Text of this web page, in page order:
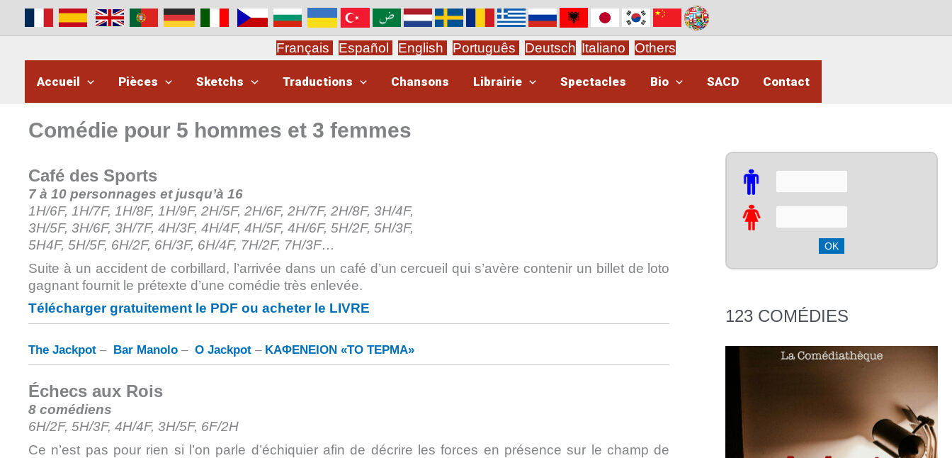
contenu
Français Español English Português Deutsch Italiano Others
Accueil Pièces Sketchs Traductions Chansons Librairie Spectacles Bio SACD Contact
Comédie pour 5 hommes et 3 femmes
Café des Sports
7 à 10 personnages et jusqu’à 16
1H/6F, 1H/7F, 1H/8F, 1H/9F, 2H/5F, 2H/6F, 2H/7F, 2H/8F, 3H/4F,
3H/5F, 3H/6F, 3H/7F, 4H/3F, 4H/4F, 4H/5F, 4H/6F, 5H/2F, 5H/3F,
5H4F, 5H/5F, 6H/2F, 6H/3F, 6H/4F, 7H/2F, 7H/3F…
Suite à un accident de corbillard, l’arrivée dans un café d’un cercueil qui s’avère contenir un billet de loto
gagnant fournit le prétexte d’une comédie très enlevée.
Télécharger gratuitement le PDF ou acheter le LIVRE
The Jackpot – Bar Manolo – O Jackpot – ΚΑΦΕΝΕΙΟΝ «ΤΟ ΤΕΡΜΑ»
Échecs aux Rois
8 comédiens
6H/2F, 5H/3F, 4H/4F, 3H/5F, 6F/2H
Ce n’est pas pour rien si l’on parle d’échiquier afin de décrire les forces en présence sur le champ de
123 COMÉDIES